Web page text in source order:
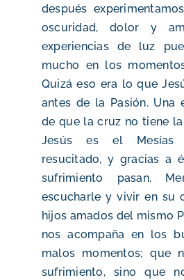
después
oscuridad, dolor y
experiencias de luz
mucho en los
Quizá eso era lo que
antes de la Pasión. Una
de que la cruz no tiene
Jesús es el Mesías
resucitado, y gracias a
sufrimiento pasan.
escucharle y vivir en su
hijos amados del mismo
nos acompaña en los
malos momentos; que
sufrimiento, sino que